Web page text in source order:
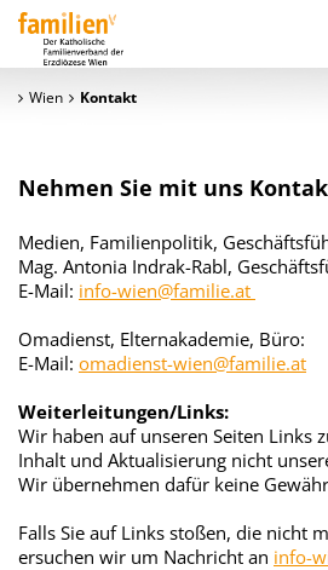
Wien Kontakt
Nehmen Sie mit uns
Medien, Familienpolitik,
Mag. Antonia Indrak-Rabl,
E-Mail: info-wien@familie.at
Omadienst, Elternakademie, Büro:
E-Mail: omadienst-wien@familie.at
Weiterleitungen/Links:
Wir haben auf unseren Seiten Links
Inhalt und Aktualisierung nicht
Wir übernehmen dafür keine
Falls Sie auf Links stoßen, die nicht
ersuchen wir um Nachricht an info-